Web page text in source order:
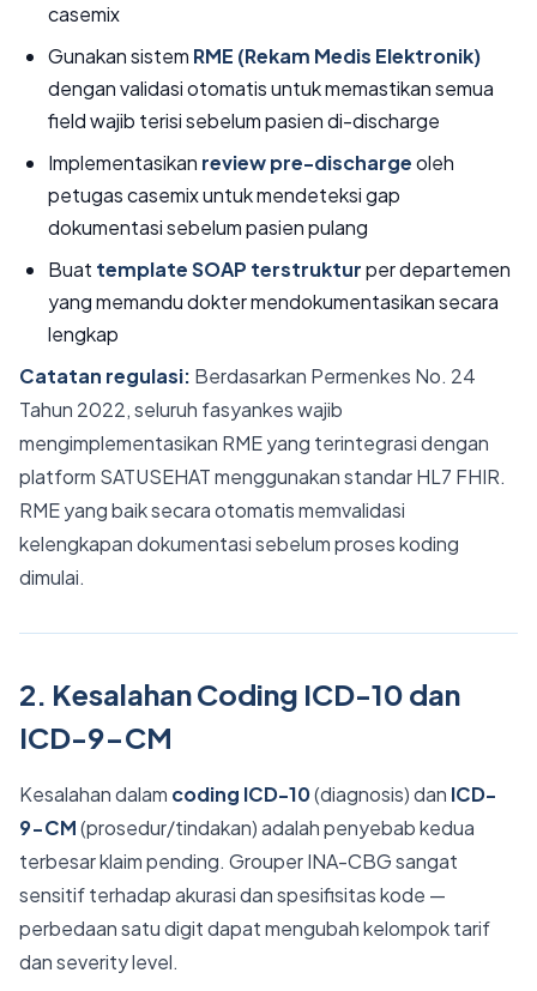
casemix
Gunakan sistem RME (Rekam Medis Elektronik)
dengan validasi otomatis untuk memastikan semua
field wajib terisi sebelum pasien di-discharge
Implementasikan review pre-dischargeoleh
petugas casemix untuk mendeteksi gap
dokumentasi sebelum pasien pulang
Buat template SOAP terstrukturper departemen
yang memandu dokter mendokumentasikan secara
lengkap
Catatan regulasi: Berdasarkan Permenkes No. 24
Tahun 2022, seluruh fasyankes wajib
mengimplementasikan RME yang terintegrasi dengan
platform SATUSEHAT menggunakan standar HL7 FHIR.
RME yang baik secara otomatis memvalidasi
kelengkapan dokumentasi sebelum proses koding
dimulai.
2. Kesalahan Coding ICD-10 dan
ICD-9-CM
Kesalahan dalam coding ICD-10(diagnosis) dan ICD-
9-CM(prosedur/tindakan) adalah penyebab kedua
terbesar klaim pending. Grouper INA-CBG sangat
sensitif terhadap akurasi dan spesifisitas kode —
perbedaan satu digit dapat mengubah kelompok tarif
dan severity level.